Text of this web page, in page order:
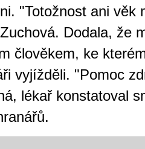
"Totožnost ani věk
Dodala, že
člověkem, ke
vyjížděli. "Pomoc
lékař konstatoval
hry. V
širokou nabídku her
jak pro pravidelné